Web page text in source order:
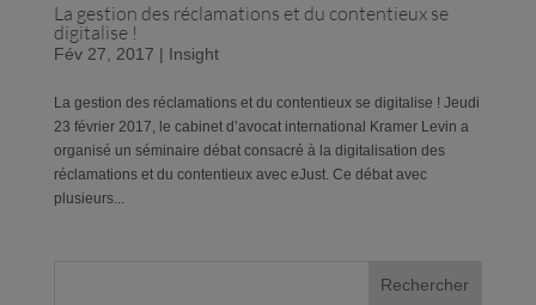
La gestion des réclamations et du contentieux se
digitalise !
Fév 27, 2017 | Insight
La gestion des réclamations et du contentieux se digitalise ! Jeudi
23 février 2017, le cabinet d’avocat international Kramer Levin a
organisé un séminaire débat consacré à la digitalisation des
réclamations et du contentieux avec eJust. Ce débat avec
plusieurs...